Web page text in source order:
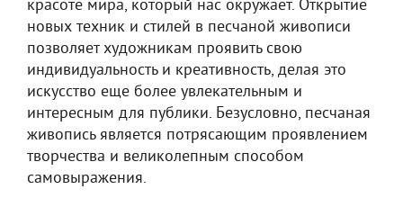
красоте мира, который нас окружает. Открытие
новых техник и стилей в песчаной живописи
позволяет художникам проявить свою
индивидуальность и креативность, делая это
искусство еще более увлекательным и
интересным для публики. Безусловно, песчаная
живопись является потрясающим проявлением
творчества и великолепным способом
самовыражения.